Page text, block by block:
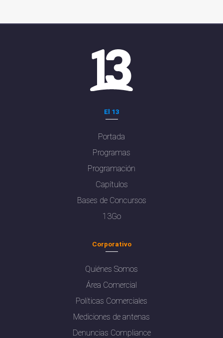
El 13
Portada
Programas
Programación
Capítulos
Bases de Concursos
13Go
Corporativo
Quiénes Somos
Área Comercial
Políticas Comerciales
Mediciones de antenas
Denuncias Compliance